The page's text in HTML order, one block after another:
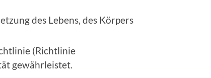
des Lebens, des Körpers
(Richtlinie
gewährleistet.